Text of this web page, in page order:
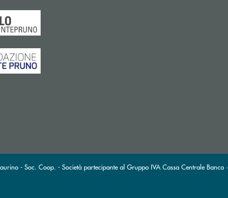
- Soc. Coop. - Società partecipante al Gruppo IVA Cassa Centrale Banca ·